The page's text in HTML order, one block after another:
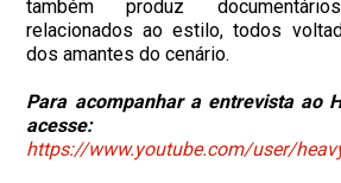
também produz
relacionados ao estilo, todos
dos amantes do cenário.
Para acompanhar a entrevista ao
acesse:
https://www.youtube.com/user/